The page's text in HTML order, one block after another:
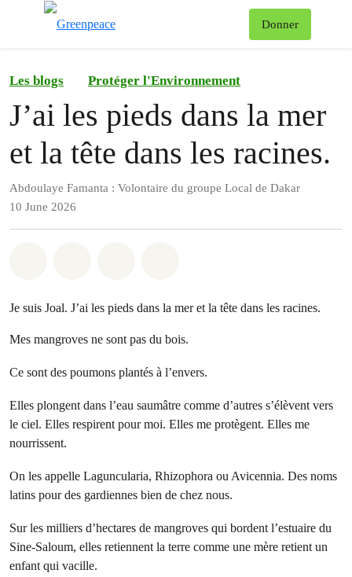
Donner
Les blogs Protéger l'Environnement
J’ai les pieds dans la mer
et la tête dans les racines.
Abdoulaye Famanta : Volontaire du groupe Local de Dakar
10 June 2026
Je suis Joal. J’ai les pieds dans la mer et la tête dans les racines.
Mes mangroves ne sont pas du bois.
Ce sont des poumons plantés à l’envers.
Elles plongent dans l’eau saumâtre comme d’autres s’élèvent vers
le ciel. Elles respirent pour moi. Elles me protègent. Elles me
nourrissent.
On les appelle Laguncularia, Rhizophora ou Avicennia. Des noms
latins pour des gardiennes bien de chez nous.
Sur les milliers d’hectares de mangroves qui bordent l’estuaire du
Sine-Saloum, elles retiennent la terre comme une mère retient un
enfant qui vacille.